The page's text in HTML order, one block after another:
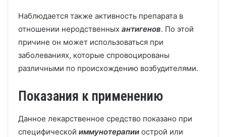
Наблюдается также активность препарата в
отношении неродственных антигенов. По этой
причине он может использоваться при
заболеваниях, которые спровоцированы
различными по происхождению возбудителями.
Показания к применению
Данное лекарственное средство показано при
специфической иммунотерапии острой или